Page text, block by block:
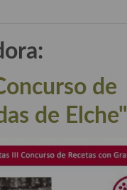
de
de Elche"